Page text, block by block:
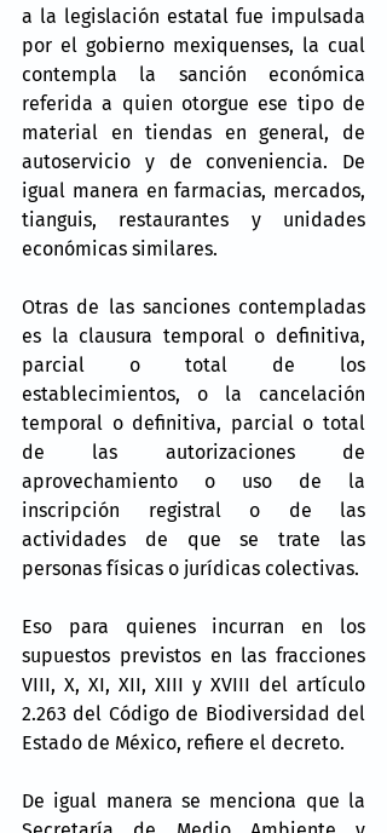
a la legislación estatal fue impulsada
por el gobierno mexiquenses, la cual
contempla la sanción económica
referida a quien otorgue ese tipo de
material en tiendas en general, de
autoservicio y de conveniencia. De
igual manera en farmacias, mercados,
tianguis, restaurantes y unidades
económicas similares.
Otras de las sanciones contempladas
es la clausura temporal o definitiva,
parcial o total de los
establecimientos, o la cancelación
temporal o definitiva, parcial o total
de las autorizaciones de
aprovechamiento o uso de la
inscripción registral o de las
actividades de que se trate las
personas físicas o jurídicas colectivas.
Eso para quienes incurran en los
supuestos previstos en las fracciones
VIII, X, XI, XII, XIII y XVIII del artículo
2.263 del Código de Biodiversidad del
Estado de México, refiere el decreto.
De igual manera se menciona que la